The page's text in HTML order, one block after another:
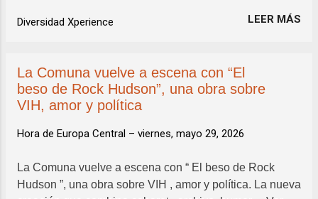
Diversidad Xperience LEER MÁS
La Comuna vuelve a escena con “El
beso de Rock Hudson”, una obra sobre
VIH, amor y política
Hora de Europa Central – viernes, mayo 29, 2026
La Comuna vuelve a escena con “ El beso de Rock
Hudson ”, una obra sobre VIH , amor y política. La nueva